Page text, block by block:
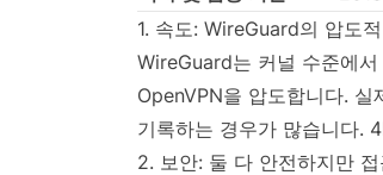
1. 속도: WireGuard의 압도
WireGuard는 커널 수준에
OpenVPN을 압도합니다.
기록하는 경우가 많습니다.
2. 보안: 둘 다 안전하지만